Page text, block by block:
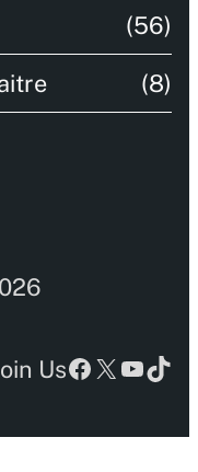
(56)
(8)
UsFacebook
X